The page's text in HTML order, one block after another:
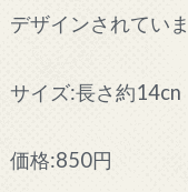
デザインされていま
サイズ:長さ約14cn
価格:850円